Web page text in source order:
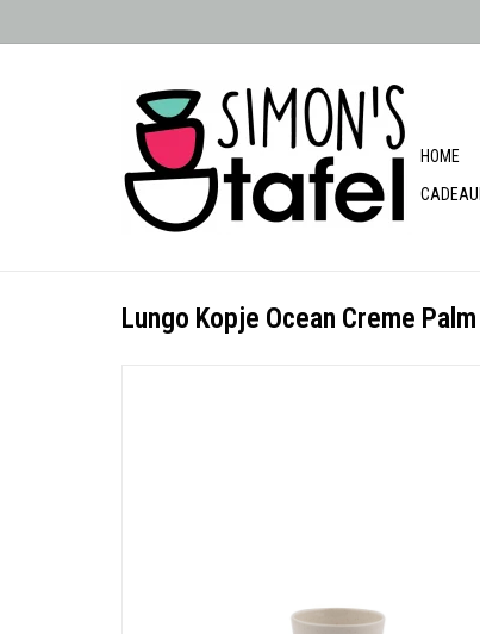
HOME
Lungo Kopje Ocean Creme Palm